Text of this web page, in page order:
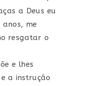
a Deus eu
me
resgatar o
e lhes
a instrução